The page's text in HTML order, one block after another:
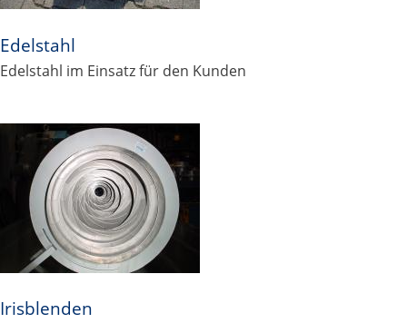
Edelstahl
Edelstahl im Einsatz für den Kunden
Irisblenden